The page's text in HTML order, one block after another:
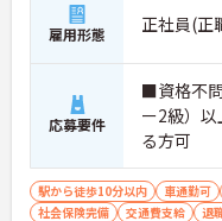
雇用形態 正社員(正
応募要件
■資格不
ー2級）
る方可
駅から徒歩10分以内 車通勤可
社会保険完備
交通費支給 退